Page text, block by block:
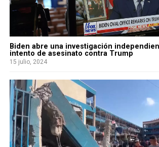
Biden abre una investigación
intento de asesinato contra Trump
15 julio, 2024